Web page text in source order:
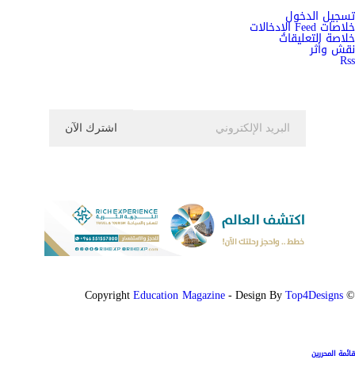
تسجيل الدخول
خلاصات Feed الإدخالات
خلاصة التعليقات
نقش وأثر
Rss
© Copyright
Education Magazine - Design By Top4Designs
قائمة المحررين